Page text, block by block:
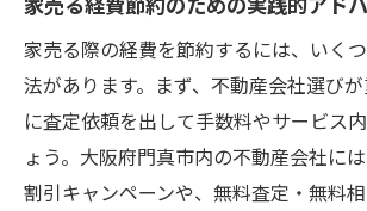
家売る際の経費を節約するには、いく
法があります。まず、不動産会社選び
に査定依頼を出して手数料やサービス
ょう。大阪府門真市内の不動産会社に
割引キャンペーンや、無料査定・無料